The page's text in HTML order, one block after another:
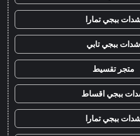
ببجي تمارا
شدات ببجي تابي
متجر تقسيط
ببجي اقساط
ببجي تمارا